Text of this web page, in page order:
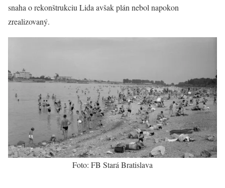
snaha o rekonštrukciu Lida avšak plán nebol napokon
zrealizovaný.
Foto: FB Stará Bratislava